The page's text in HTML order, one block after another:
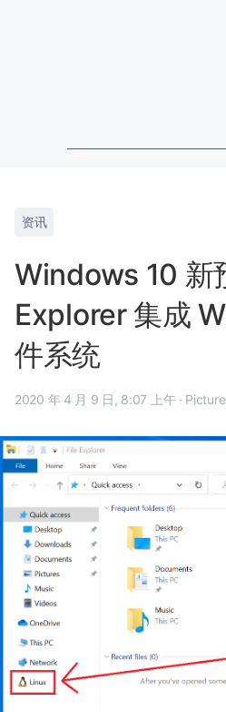
资讯
Windows 10 新
Explorer 集成
件系统
2020 年 4 月 9 日, 8:07 上午 ·